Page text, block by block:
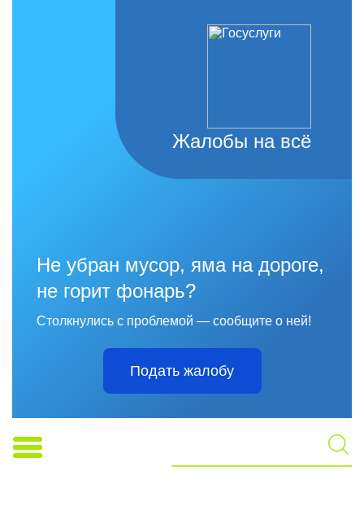
Жалобы на всё
Не убран мусор, яма на дороге,
не горит фонарь?
Столкнулись с проблемой — сообщите о ней!
Подать жалобу